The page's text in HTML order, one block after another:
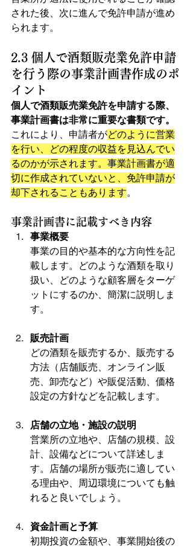
された後、次に進んで免許申請が進め
られます。
2.3 個人で酒類販売業免許申請
を行う際の事業計画書作成のポ
イント
個人で酒類販売業免許を申請する際、
事業計画書は非常に重要な書類です。
これにより、申請者がどのように営業
を行い、どの程度の収益を見込んでい
るのかが示されます。事業計画書が適
切に作成されていないと、免許申請が
却下されることもあります。
事業計画書に記載すべき内容
事業概要
事業の目的や基本的な方向性を記
載します。どのような酒類を取り
扱い、どのような顧客層をターゲ
ットにするのか、簡潔に説明しま
す。
販売計画
どの酒類を販売するか、販売する
方法（店舗販売、オンライン販
売、卸売など）や販促活動、価格
設定の方針などを記載します。
店舗の立地・施設の説明
営業所の立地や、店舗の規模、設
計、設備などについて詳述しま
す。店舗の場所が販売に適してい
る理由や、周辺環境についても触
れると良いでしょう。
資金計画と予算
初期投資の金額や、事業開始後の